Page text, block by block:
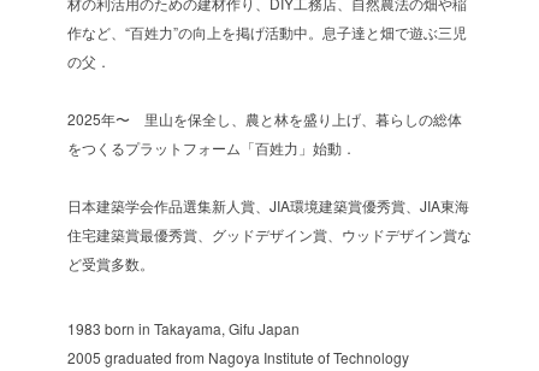
作など、“百姓力”の向上を掲げ活動中。息子達と畑で遊ぶ三児
の父．
2025年〜 里山を保全し、農と林を盛り上げ、暮らしの総体
をつくるプラットフォーム「百姓力」始動．
日本建築学会作品選集新人賞、JIA環境建築賞優秀賞、JIA東海
住宅建築賞最優秀賞、グッドデザイン賞、ウッドデザイン賞な
ど受賞多数。
1983 born in Takayama, Gifu Japan
2005 graduated from Nagoya Institute of Technology